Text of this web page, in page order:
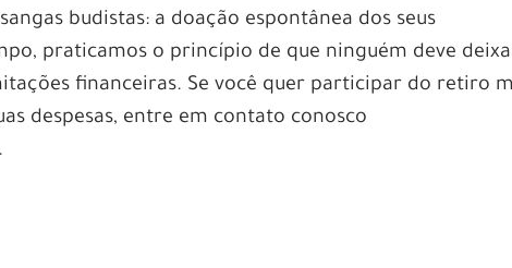
budistas: a doação espontânea dos seus
praticamos o princípio de que ninguém deve
financeiras. Se você quer participar do retiro
despesas, entre em contato conosco